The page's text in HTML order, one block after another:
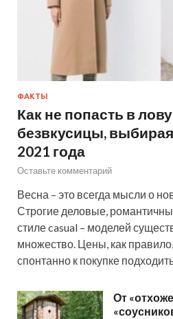
ФАКТЫ
Как не попасть в
безвкусицы,
2021 года
Оставьте комментарий
Весна – это всегда мысли о
Строгие деловые,
стиле casual – моделей
множество. Цены, как
спонтанно к покупке
От